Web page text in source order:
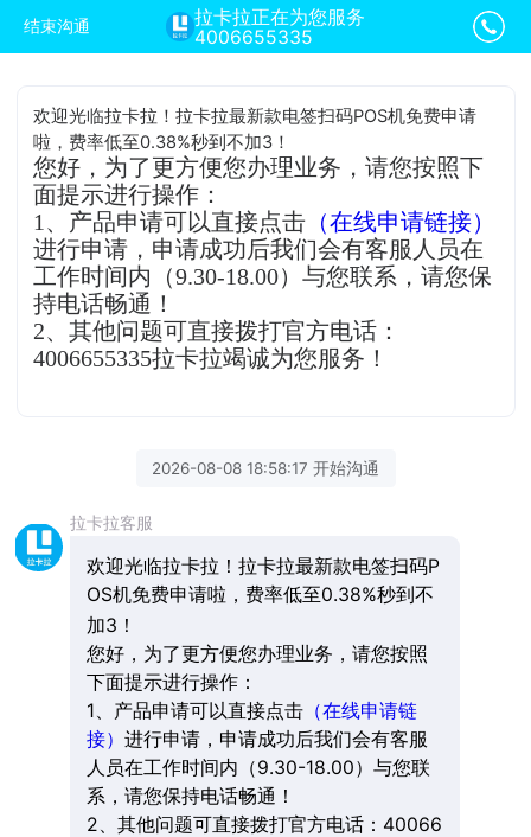
结束沟通
拉卡拉正在为您服务
4006655335
欢迎光临拉卡拉！拉卡拉最新款电签扫码POS机免费申请
啦，费率低至0.38%秒到不加3！
您好，为了更方便您办理业务，请您按照下
面提示进行操作：
1、产品申请可以直接点击 （在线申请链接）
进行申请，申请成功后我们会有客服人员在
工作时间内（9.30-18.00）与您联系，请您保
持电话畅通！
2、其他问题可直接拨打官方电话：
4006655335拉卡拉竭诚为您服务！
2026-08-08 18:58:17 开始沟通
拉卡拉客服
欢迎光临拉卡拉！拉卡拉最新款电签扫码P
OS机免费申请啦，费率低至0.38%秒到不
加3！
您好，为了更方便您办理业务，请您按照
下面提示进行操作：
1、产品申请可以直接点击（在线申请链
接） 进行申请，申请成功后我们会有客服
人员在工作时间内（9.30-18.00）与您联
系，请您保持电话畅通！
2、其他问题可直接拨打官方电话：40066